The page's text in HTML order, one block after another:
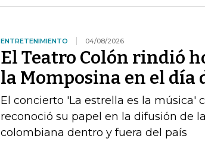
ENTRETENIMIENTO 04/08/2026
El Teatro Colón rindió
la Momposina en el día
El concierto 'La estrella es la música'
reconoció su papel en la difusión de
colombiana dentro y fuera del país